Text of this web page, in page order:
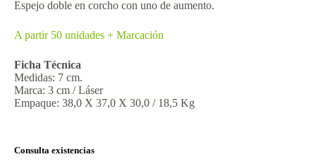
Espejo doble en corcho con uno de aumento.
A partir 50 unidades + Marcación
Ficha Técnica
Medidas: 7 cm.
Marca: 3 cm / Láser
Empaque: 38,0 X 37,0 X 30,0 / 18,5 Kg
Consulta existencias